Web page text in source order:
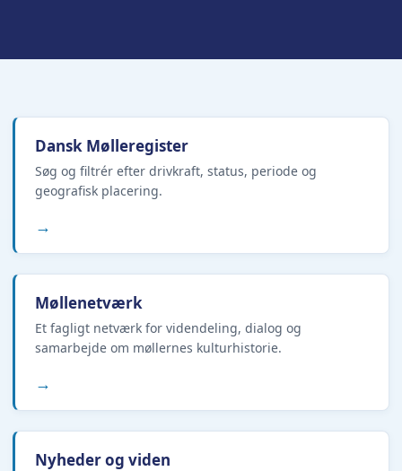
Dansk Mølleregister
Søg og filtrér efter drivkraft, status, periode og
geografisk placering.
→
Møllenetværk
Et fagligt netværk for videndeling, dialog og
samarbejde om møllernes kulturhistorie.
→
Nyheder og viden